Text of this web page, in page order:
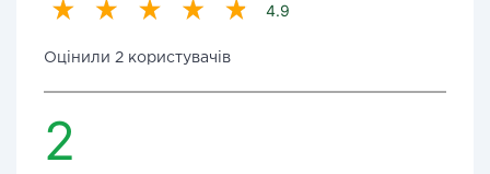
4.9
Оцінили 2 користувачів
2